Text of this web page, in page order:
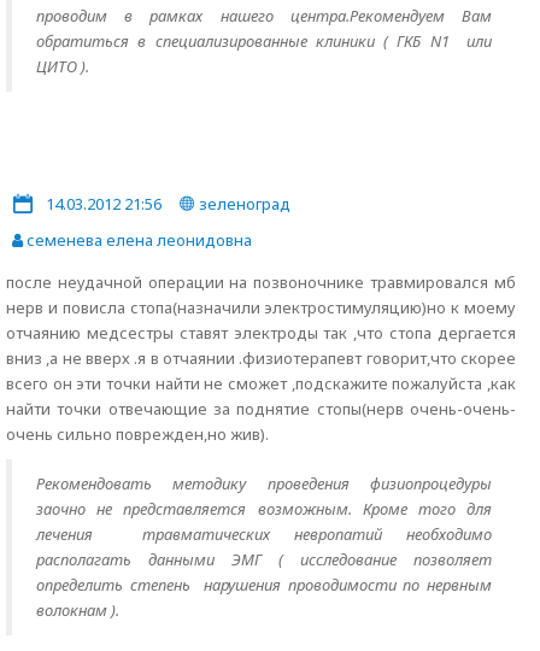
проводим в рамках нашего центра.Рекомендуем Вам
обратиться в специализированные клиники ( ГКБ N1 или
ЦИТО ).
14.03.2012 21:56
зеленоград
семенева елена леонидовна
после неудачной операции на позвоночнике травмировался мб
нерв и повисла стопа(назначили электростимуляцию)но к моему
отчаянию медсестры ставят электроды так ,что стопа дергается
вниз ,а не вверх .я в отчаянии .физиотерапевт говорит,что скорее
всего он эти точки найти не сможет ,подскажите пожалуйста ,как
найти точки отвечающие за поднятие стопы(нерв очень-очень-
очень сильно поврежден,но жив).
Рекомендовать методику проведения физиопроцедуры
заочно не представляется возможным. Кроме того для
лечения травматических невропатий необходимо
располагать данными ЭМГ ( исследование позволяет
определить степень нарушения проводимости по нервным
волокнам ).